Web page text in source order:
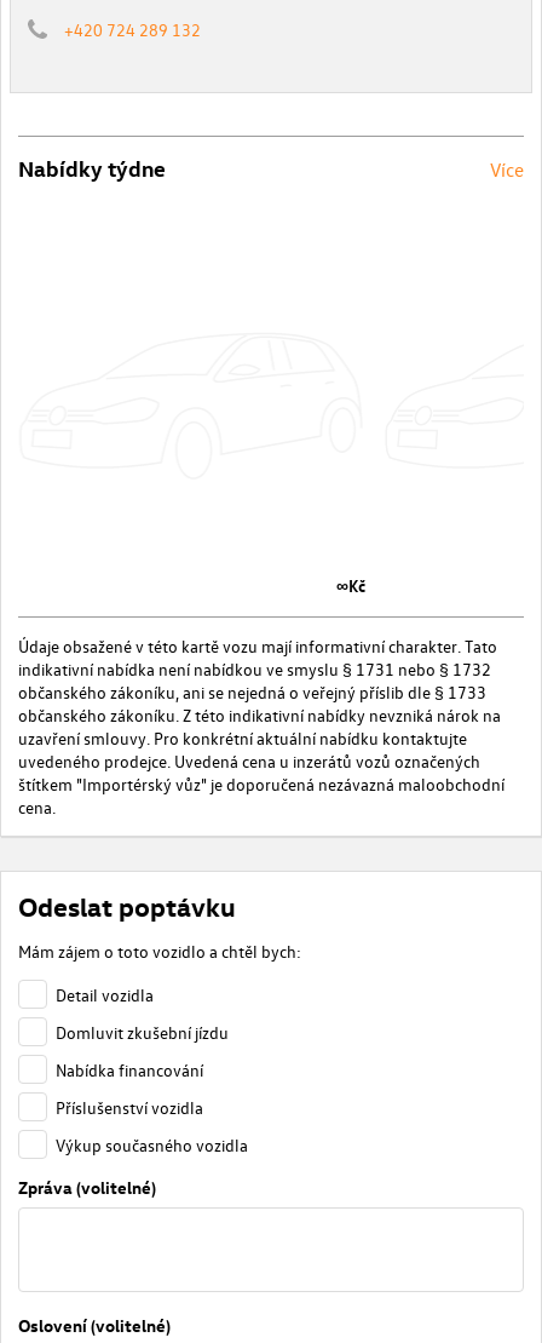
+420 724 289 132
Nabídky týdne Více
∞Kč
Údaje obsažené v této kartě vozu mají informativní charakter. Tato
indikativní nabídka není nabídkou ve smyslu § 1731 nebo § 1732
občanského zákoníku, ani se nejedná o veřejný příslib dle § 1733
občanského zákoníku. Z této indikativní nabídky nevzniká nárok na
uzavření smlouvy. Pro konkrétní aktuální nabídku kontaktujte
uvedeného prodejce. Uvedená cena u inzerátů vozů označených
štítkem "Importérský vůz" je doporučená nezávazná maloobchodní
cena.
Odeslat poptávku
Mám zájem o toto vozidlo a chtěl bych:
Detail vozidla
Domluvit zkušební jízdu
Nabídka financování
Příslušenství vozidla
Výkup současného vozidla
Zpráva (volitelné)
Oslovení (volitelné)